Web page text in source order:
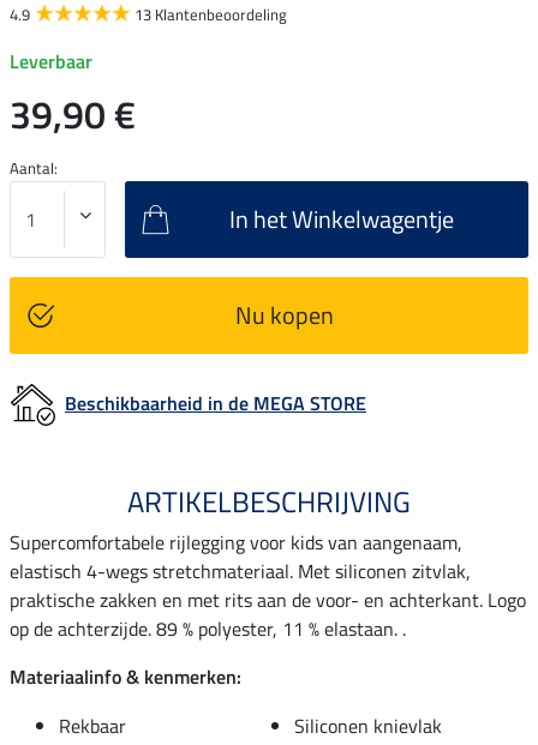
4.9 13 Klantenbeoordeling
Leverbaar
39,90 €
Aantal:
In het Winkelwagentje
Nu kopen
Beschikbaarheid in de MEGA STORE
ARTIKELBESCHRIJVING
Supercomfortabele rijlegging voor kids van aangenaam,
elastisch 4-wegs stretchmateriaal. Met siliconen zitvlak,
praktische zakken en met rits aan de voor- en achterkant. Logo
op de achterzijde. 89 % polyester, 11 % elastaan. .
Materiaalinfo & kenmerken:
Rekbaar
Siliconen knievlak